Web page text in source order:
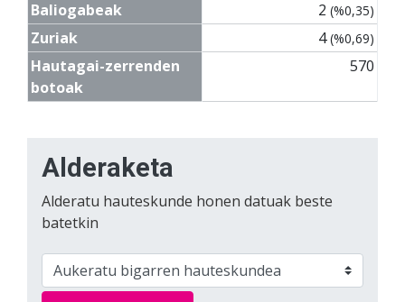
Baliogabeak
2 (%0,35)
Zuriak 4(%0,69)
Hautagai-zerrenden
botoak
570
Alderaketa
Alderatu hauteskunde honen datuak beste
batetkin